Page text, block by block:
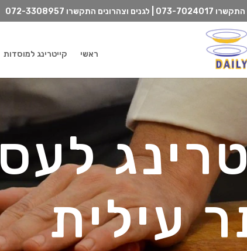
התקשרו 073-7024017 | לגנים וצהרונים התקשרו 072-3308957
ראשי קייטרינג למוסדות
עילית